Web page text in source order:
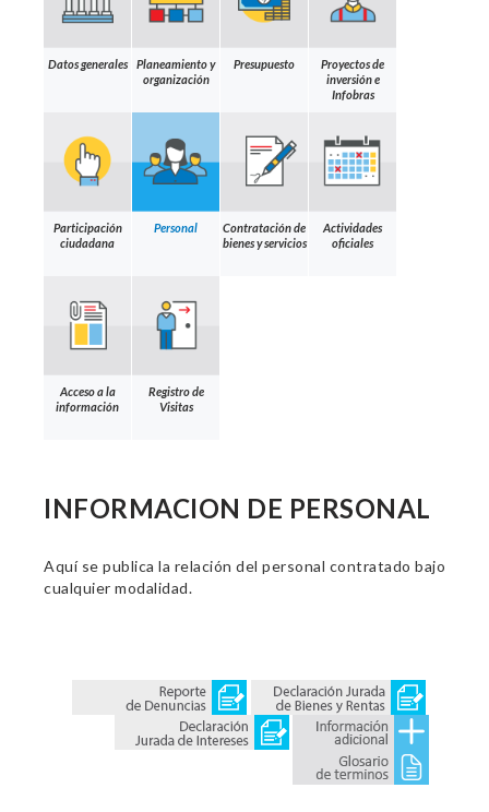
Datos generales
Planeamiento y
organización
Presupuesto
Proyectos de
inversión e
Infobras
Participación
ciudadana
Personal
Contratación de
bienes y servicios
Actividades
oficiales
Acceso a la
información
Registro de
Visitas
INFORMACION DE PERSONAL
Aquí se publica la relación del personal contratado bajo
cualquier modalidad.